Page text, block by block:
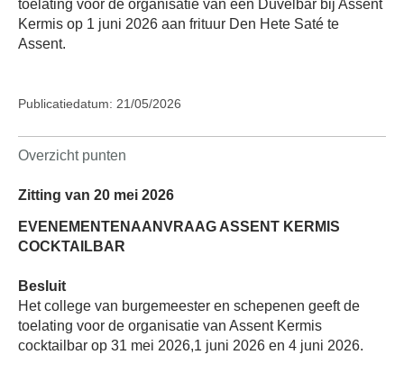
toelating voor de organisatie van een Duvelbar bij Assent
Kermis op 1 juni 2026 aan frituur Den Hete Saté te
Assent.
Publicatiedatum: 21/05/2026
Overzicht punten
Zitting van 20 mei 2026
EVENEMENTENAANVRAAG ASSENT KERMIS
COCKTAILBAR
Besluit
Het college van burgemeester en schepenen geeft de
toelating voor de organisatie van Assent Kermis
cocktailbar op 31 mei 2026,1 juni 2026 en 4 juni 2026.